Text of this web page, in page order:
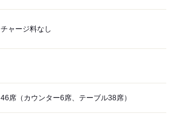
チャージ料なし
46席（カウンター6席、テーブル38席）